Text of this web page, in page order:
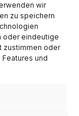
wir
zu speichern
oder eindeutige
zustimmen oder
und